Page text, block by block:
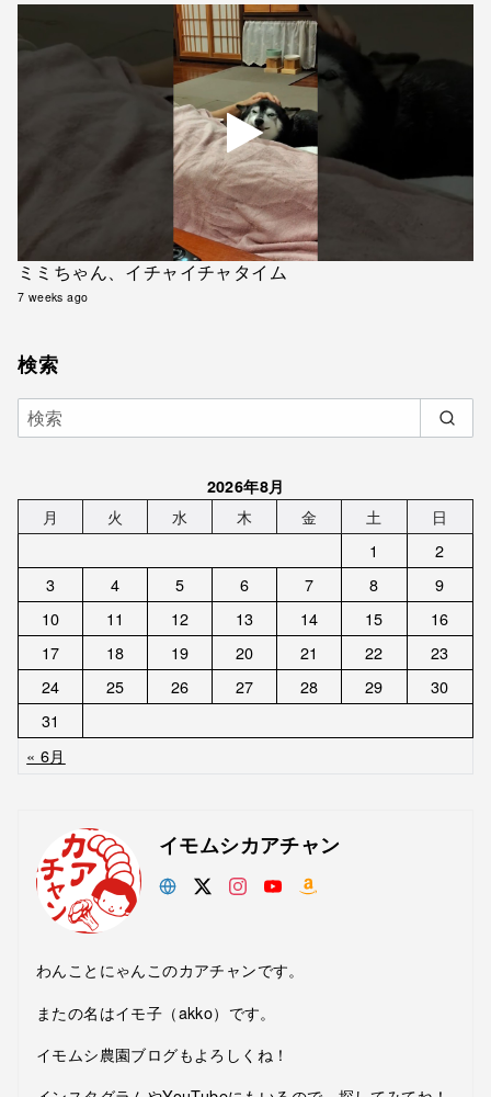
ミミちゃん、イチャイチャタイム
7 weeks ago
検索
2026年8月
月 火 水 木 金 土
日
1
2
3
4 5 6 7 8
9
10
11 12 13 14 15
16
17
18 19 20 21 22
23
24
25 26 27 28 29
30
31
« 6月
イモムシカアチャン
わんことにゃんこのカアチャンです。
またの名はイモ子（akko）です。
イモムシ農園ブログもよろしくね！